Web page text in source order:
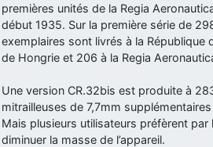
premières unités de la Regia
début 1935. Sur la première série de
exemplaires sont livrés à la République
de Hongrie et 206 à la Regia
Une version CR.32bis est produite à
mitrailleuses de 7,7mm
Mais plusieurs utilisateurs préfèrent par
diminuer la masse de l’appareil.